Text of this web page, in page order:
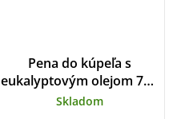
Pena do kúpeľa s
eukalyptovým olejom 750
ml
Skladom